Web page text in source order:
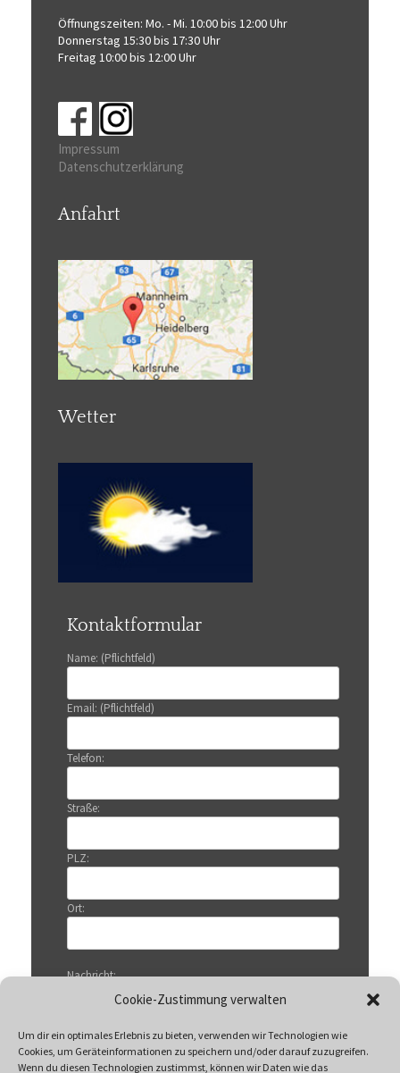
Cookie-Zustimmung verwalten
Um dir ein optimales Erlebnis zu bieten, verwenden wir Technologien wie
Cookies, um Geräteinformationen zu speichern und/oder darauf zuzugreifen.
Wenn du diesen Technologien zustimmst, können wir Daten wie das
Öffnungszeiten: Mo. - Mi. 10:00 bis 12:00 Uhr
Donnerstag 15:30 bis 17:30 Uhr
Freitag 10:00 bis 12:00 Uhr
Impressum
Datenschutzerklärung
Anfahrt
Wetter
Kontaktformular
Name: (Pflichtfeld)
Email: (Pflichtfeld)
Telefon:
Straße:
PLZ:
Ort:
Nachricht: